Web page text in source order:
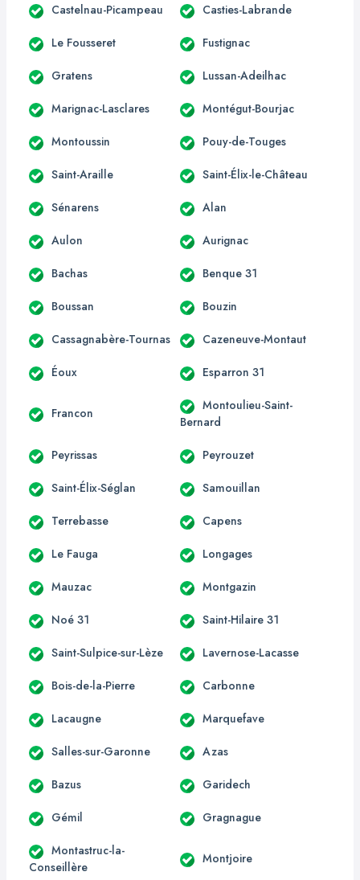
Castelnau-Picampeau Casties-Labrande
Le Fousseret Fustignac
Gratens Lussan-Adeilhac
Marignac-Lasclares Montégut-Bourjac
Montoussin Pouy-de-Touges
Saint-Araille Saint-Élix-le-Château
Sénarens Alan
Aulon Aurignac
Bachas Benque 31
Boussan Bouzin
Cassagnabère-Tournas Cazeneuve-Montaut
Éoux Esparron 31
Francon
Montoulieu-Saint-
Bernard
Peyrissas Peyrouzet
Saint-Élix-Séglan Samouillan
Terrebasse Capens
Le Fauga Longages
Mauzac Montgazin
Noé 31 Saint-Hilaire 31
Saint-Sulpice-sur-Lèze Lavernose-Lacasse
Bois-de-la-Pierre Carbonne
Lacaugne Marquefave
Salles-sur-Garonne Azas
Bazus Garidech
Gémil Gragnague
Montastruc-la-
Conseillère
Montjoire